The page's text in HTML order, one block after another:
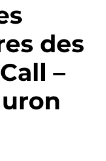
des
–